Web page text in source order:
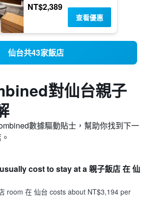
NT$2,389
查看優惠
仙台共43家飯店
對仙台​親子
數據驅動貼士，幫助你找到下一
cost to stay at a 親子飯店 在 仙
room 在 仙台 costs about NT$3,194 per